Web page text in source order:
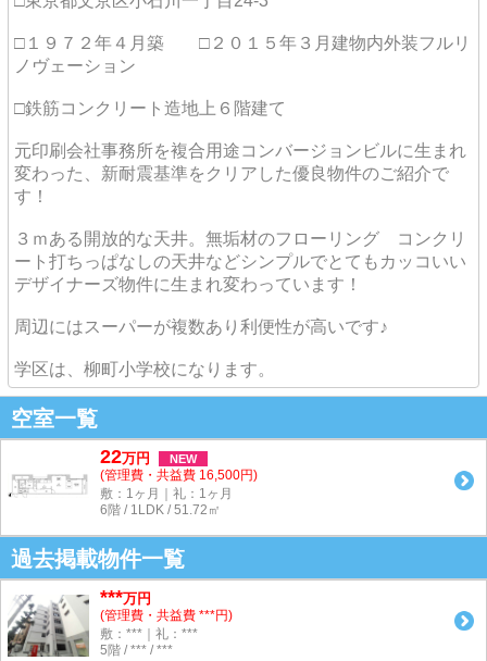
□１９７２年４月築 □２０１５年３月建物内外装フルリ
ノヴェーション
□鉄筋コンクリート造地上６階建て
元印刷会社事務所を複合用途コンバージョンビルに生まれ
変わった、新耐震基準をクリアした優良物件のご紹介で
す！
３ｍある開放的な天井。無垢材のフローリング コンクリ
ート打ちっぱなしの天井などシンプルでとてもカッコいい
デザイナーズ物件に生まれ変わっています！
周辺にはスーパーが複数あり利便性が高いです♪
学区は、柳町小学校になります。
空室一覧
22万円 NEW
(管理費・共益費 16,500円)
敷：1ヶ月｜礼：1ヶ月
6階 / 1LDK / 51.72㎡
過去掲載物件一覧
***万円
(管理費・共益費 ***円)
敷：***｜礼：***
5階 / *** / ***